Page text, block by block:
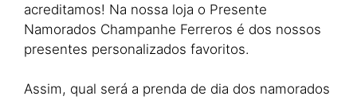
acreditamos! Na nossa loja o Presente
Namorados Champanhe Ferreros é dos nossos
presentes personalizados favoritos.
Assim, qual será a prenda de dia dos namorados